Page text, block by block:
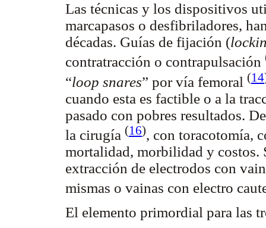
Las técnicas y los dispositivos
marcapasos o desfibriladores,
décadas. Guías de fijación (
contratracción o contrapulsación
“loop snares” por vía femoral (14
cuando esta es factible o a la
pasado con pobres resultados.
la cirugía (16), con toracotomía,
mortalidad, morbilidad y costos.
extracción de electrodos con
mismas o vainas con electro
El elemento primordial para las